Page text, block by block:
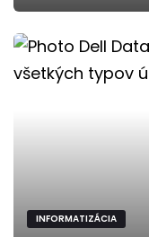
INFORMATIZÁCIA